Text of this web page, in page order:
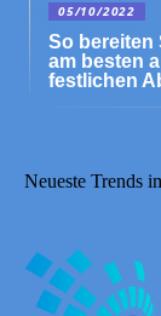
05/10/2022
So bereiten
am besten
festlichen
Neueste Trends